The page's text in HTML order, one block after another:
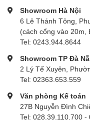
Showroom Hà Nội
6 Lê Thánh Tông,
(cách cổng vào 20m,
Tel: 0243.944.8644
Showroom TP Đà
2 Lý Tế Xuyên,
Tel: 02363.653.559
Văn phòng Kế toán
27B Nguyễn Đình
Tel: 028.39.110.700 -